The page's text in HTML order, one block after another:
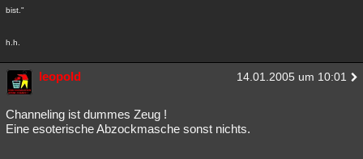
bist."
h.h.
leopold 14.01.2005 um 10:01
Channeling ist dummes Zeug !
Eine esoterische Abzockmasche sonst nichts.